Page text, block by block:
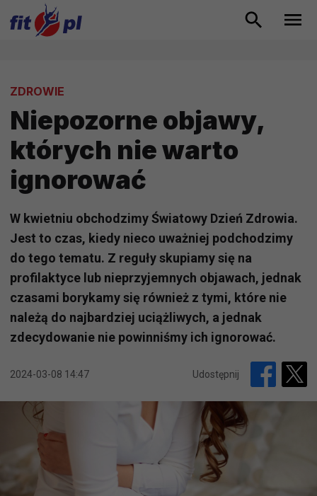
ZDROWIE
Niepozorne objawy,
których nie warto
ignorować
W kwietniu obchodzimy Światowy Dzień Zdrowia.
Jest to czas, kiedy nieco uważniej podchodzimy
do tego tematu. Z reguły skupiamy się na
profilaktyce lub nieprzyjemnych objawach, jednak
czasami borykamy się również z tymi, które nie
należą do najbardziej uciążliwych, a jednak
zdecydowanie nie powinniśmy ich ignorować.
2024-03-08 14:47 Udostępnij